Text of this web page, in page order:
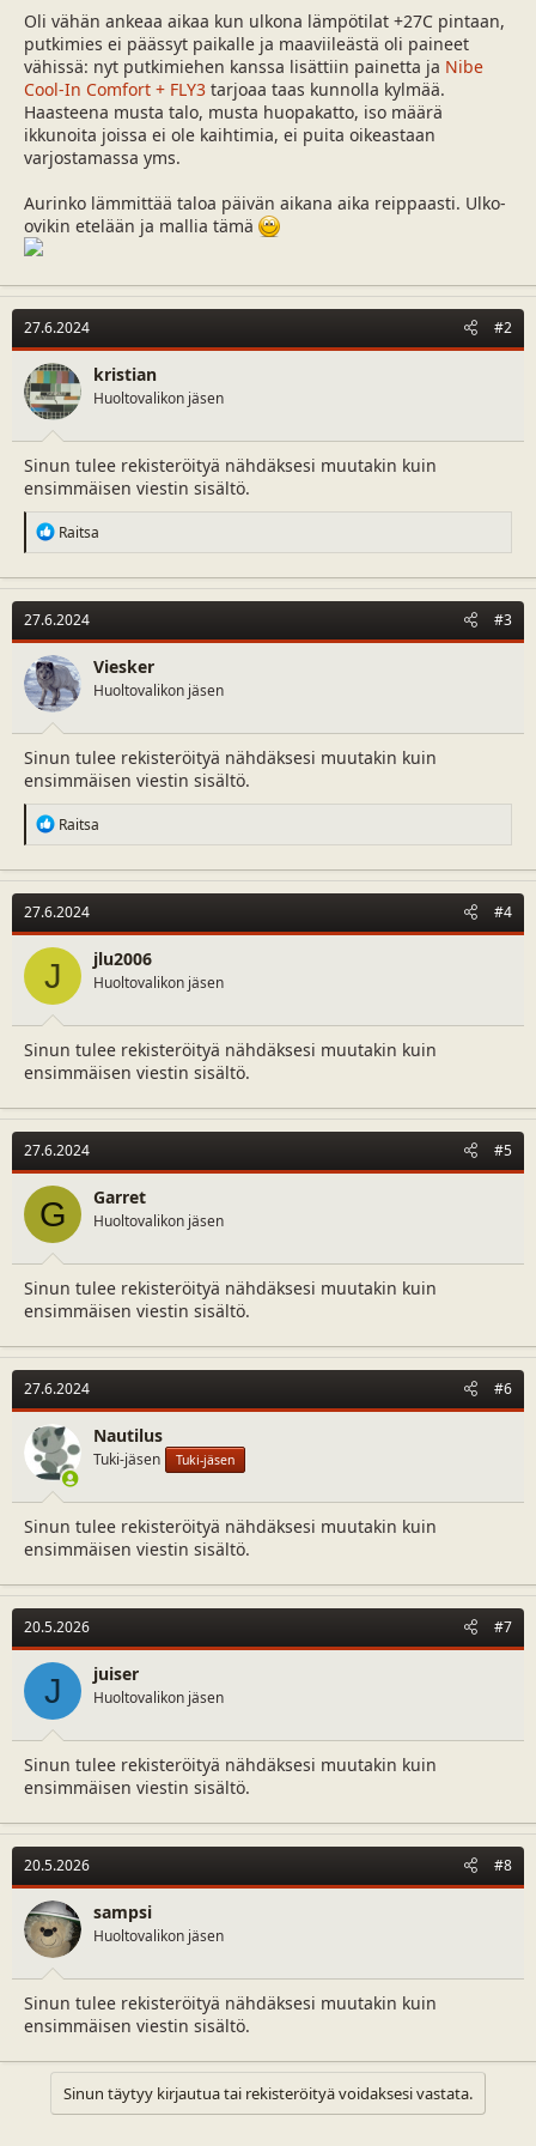
a
l
o
i
t
t
a
j
m
ä
ä
r
ä
Oli vähän ankeaa aikaa kun ulkona lämpötilat +27C pintaan,
putkimies ei päässyt paikalle ja maaviileästä oli paineet
vähissä: nyt putkimiehen kanssa lisättiin painetta ja Nibe
Cool-In Comfort + FLY3 tarjoaa taas kunnolla kylmää.
Haasteena musta talo, musta huopakatto, iso määrä
ikkunoita joissa ei ole kaihtimia, ei puita oikeastaan
varjostamassa yms.
Aurinko lämmittää taloa päivän aikana aika reippaasti. Ulko-
ovikin etelään ja mallia tämä
27.6.2024 #2
kristian
Huoltovalikon jäsen
Sinun tulee rekisteröityä nähdäksesi muutakin kuin
ensimmäisen viestin sisältö.
R
e
c
t
i
o
n
s
:
Raitsa
27.6.2024 #3
Viesker
Huoltovalikon jäsen
Sinun tulee rekisteröityä nähdäksesi muutakin kuin
ensimmäisen viestin sisältö.
R
e
c
t
i
o
n
Raitsa
27.6.2024 #4
J jlu2006
Huoltovalikon jäsen
Sinun tulee rekisteröityä nähdäksesi muutakin kuin
ensimmäisen viestin sisältö.
27.6.2024 #5
G Garret
Huoltovalikon jäsen
Sinun tulee rekisteröityä nähdäksesi muutakin kuin
ensimmäisen viestin sisältö.
27.6.2024 #6
Nautilus
Tuki-jäsen Tuki-jäsen
Sinun tulee rekisteröityä nähdäksesi muutakin kuin
ensimmäisen viestin sisältö.
20.5.2026 #7
J juiser
Huoltovalikon jäsen
Sinun tulee rekisteröityä nähdäksesi muutakin kuin
ensimmäisen viestin sisältö.
20.5.2026 #8
sampsi
Huoltovalikon jäsen
Sinun tulee rekisteröityä nähdäksesi muutakin kuin
ensimmäisen viestin sisältö.
Sinun täytyy kirjautua tai rekisteröityä voidaksesi vastata.